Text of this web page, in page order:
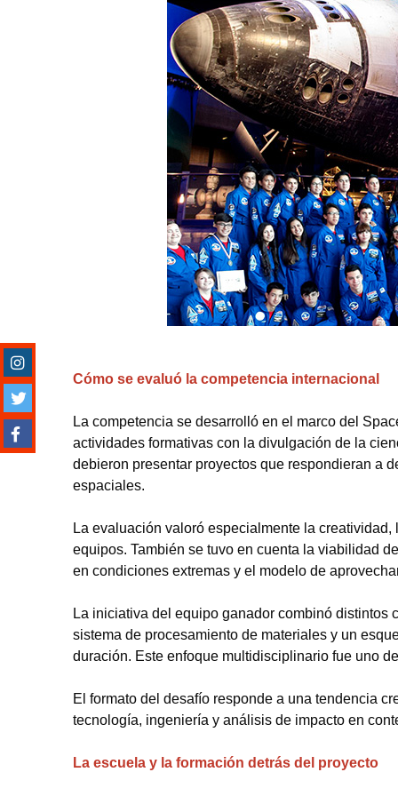
Cómo se evaluó la competencia internacional
La competencia se desarrolló en el marco del
actividades formativas con la divulgación de la
debieron presentar proyectos que respondieran a
espaciales.
La evaluación valoró especialmente la
equipos. También se tuvo en cuenta la viabilidad
en condiciones extremas y el modelo de
La iniciativa del equipo ganador combinó distintos
sistema de procesamiento de materiales y un
duración. Este enfoque multidisciplinario fue uno
El formato del desafío responde a una tendencia
tecnología, ingeniería y análisis de impacto en
La escuela y la formación detrás del proyecto